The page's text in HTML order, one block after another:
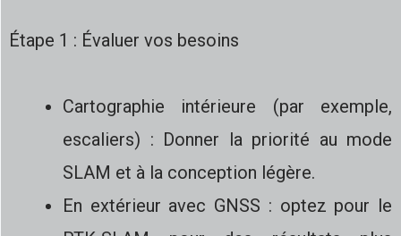
Étape 1 : Évaluer vos besoins
Cartographie intérieure (par exemple,
escaliers) : Donner la priorité au mode
SLAM et à la conception légère.
En extérieur avec GNSS : optez pour le